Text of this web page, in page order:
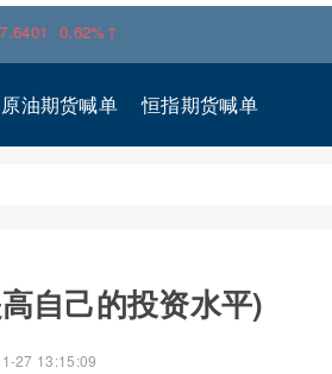
原油期货喊单 恒指期货喊单
自己的投资水平)
27 13:15:09